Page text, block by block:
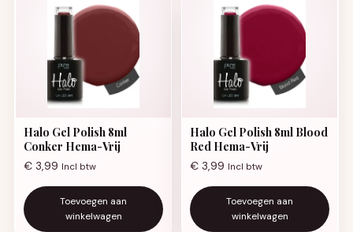
Halo Gel Polish 8ml
Conker Hema-Vrij
€ 3,99 Incl btw
Toevoegen aan
winkelwagen
Halo Gel Polish 8ml Blood
Red Hema-Vrij
€ 3,99 Incl btw
Toevoegen aan
winkelwagen